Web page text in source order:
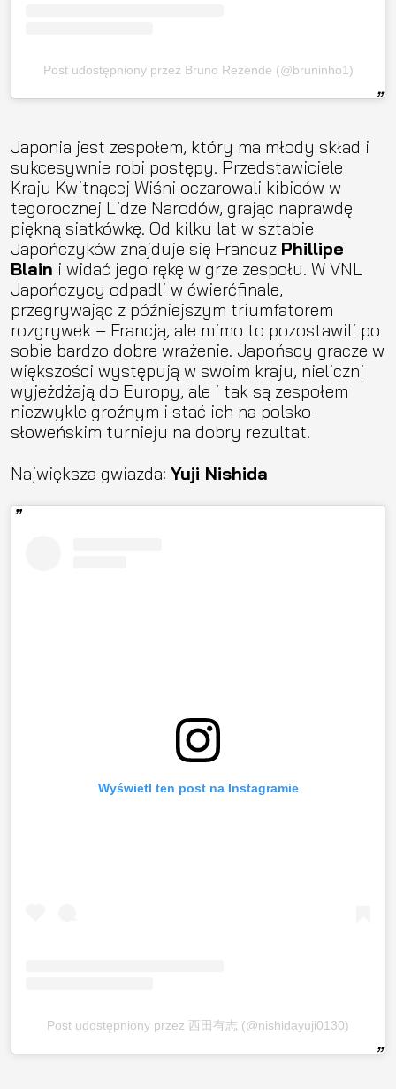
Post udostępniony przez Bruno Rezende (@bruninho1)
Japonia jest zespołem, który ma młody skład i
sukcesywnie robi postępy. Przedstawiciele
Kraju Kwitnącej Wiśni oczarowali kibiców w
tegorocznej Lidze Narodów, grając naprawdę
piękną siatkówkę. Od kilku lat w sztabie
Japończyków znajduje się Francuz Phillipe
Blain i widać jego rękę w grze zespołu. W VNL
Japończycy odpadli w ćwierćfinale,
przegrywając z późniejszym triumfatorem
rozgrywek – Francją, ale mimo to pozostawili po
sobie bardzo dobre wrażenie. Japońscy gracze w
większości występują w swoim kraju, nieliczni
wyjeżdżają do Europy, ale i tak są zespołem
niezwykle groźnym i stać ich na polsko-
słoweńskim turnieju na dobry rezultat.
Największa gwiazda: Yuji Nishida
Wyświetl ten post na Instagramie
Post udostępniony przez 西田有志 (@nishidayuji0130)